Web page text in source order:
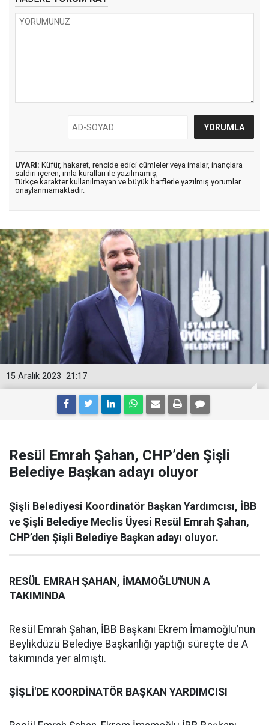
UYARI: Küfür, hakaret, rencide edici cümleler veya imalar, inançlara
saldırı içeren, imla kuralları ile yazılmamış,
Türkçe karakter kullanılmayan ve büyük harflerle yazılmış yorumlar
onaylanmamaktadır.
21:17
15 Aralık 2023
Resül Emrah Şahan, CHP’den Şişli
Belediye Başkan adayı oluyor
Şişli Belediyesi Koordinatör Başkan Yardımcısı, İBB
ve Şişli Belediye Meclis Üyesi Resül Emrah Şahan,
CHP’den Şişli Belediye Başkan adayı oluyor.
RESÜL EMRAH ŞAHAN, İMAMOĞLU'NUN A
TAKIMINDA
Resül Emrah Şahan, İBB Başkanı Ekrem İmamoğlu’nun
Beylikdüzü Belediye Başkanlığı yaptığı süreçte de A
takımında yer almıştı.
ŞİŞLİ'DE KOORDİNATÖR BAŞKAN YARDIMCISI